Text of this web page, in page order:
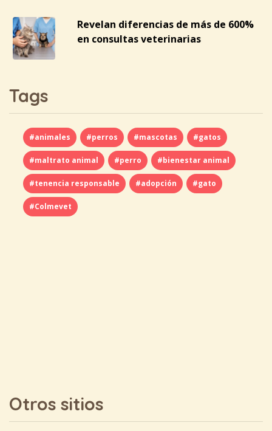
Revelan diferencias de más de 600%
en consultas veterinarias
Tags
#animales #perros #mascotas #gatos
#maltrato animal #perro #bienestar animal
#tenencia responsable #adopción #gato
#Colmevet
Otros sitios